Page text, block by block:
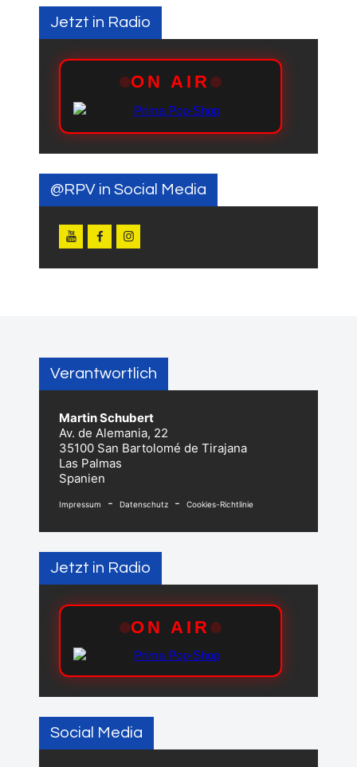
Jetzt in Radio
@RPV in Social Media
Verantwortlich
Martin Schubert
Av. de Alemania, 22
35100 San Bartolomé de Tirajana
Las Palmas
Spanien
Impressum - Datenschutz - Cookies-Richtlinie
Jetzt in Radio
Social Media